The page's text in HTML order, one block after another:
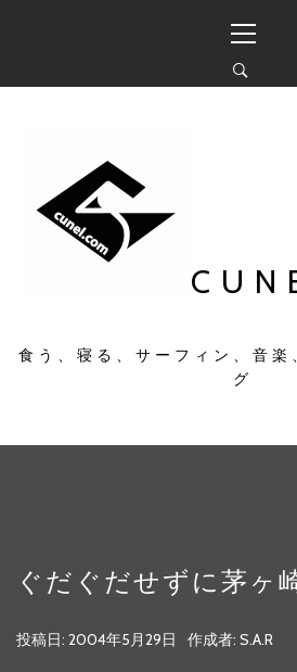
ン
イ
ン
メ
食う、寝る、サーフィン、音楽
グ
ぐだぐだせずに茅ヶ
投稿日: 2004年5月29日 作成者: S.A.R